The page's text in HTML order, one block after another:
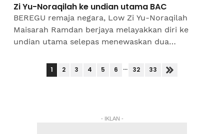
Zi Yu-Noraqilah ke undian utama BAC
BEREGU remaja negara, Low Zi Yu-Noraqilah
Maisarah Ramdan berjaya melayakkan diri ke
undian utama selepas menewaskan dua
Asia (BAC) di Ningbo, China, hari...
1 2 3 4 5 6 ... 32 33
- IKLAN -